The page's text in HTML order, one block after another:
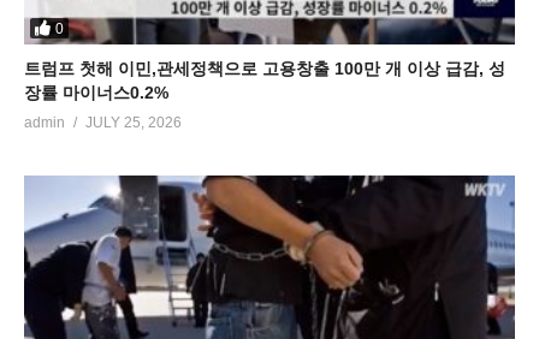
0
트럼프 첫해 이민,관세정책으로 고용창출 100만 개 이상 급감, 성
장률 마이너스0.2%
admin JULY 25, 2026